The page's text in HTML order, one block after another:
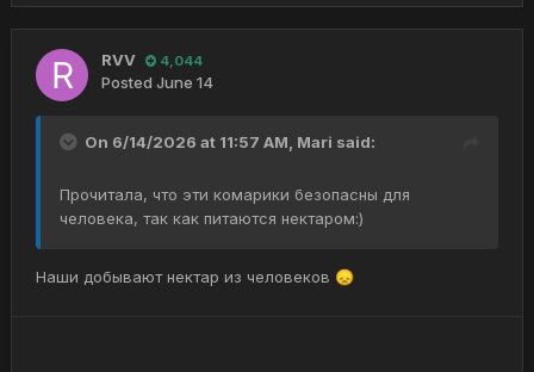
RVV 4,044
Posted June 14
On 6/14/2026 at 11:57 AM, Mari said:
Прочитала, что эти комарики безопасны для
человека, так как питаются нектаром:)
Наши добывают нектар из человеков 😞